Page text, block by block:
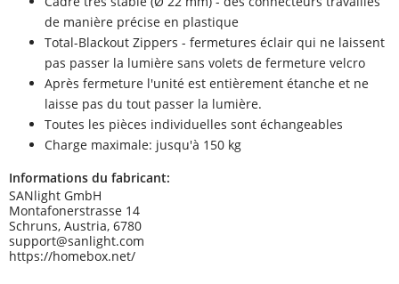
de manière précise en plastique
Total-Blackout Zippers - fermetures éclair qui ne laissent
pas passer la lumière sans volets de fermeture velcro
Après fermeture l'unité est entièrement étanche et ne
laisse pas du tout passer la lumière.
Toutes les pièces individuelles sont échangeables
Charge maximale: jusqu'à 150 kg
Informations du fabricant:
SANlight GmbH
Montafonerstrasse 14
Schruns, Austria, 6780
support@sanlight.com
https://homebox.net/